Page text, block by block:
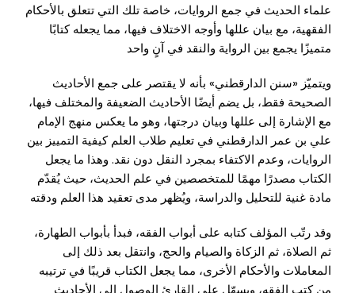
علماء الحديث في جمع الروايات، خاصة تلك التي تتعلق بالأحكام
الفقهية، مع بيان عللها وأوجه الاختلاف فيها، مما يجعله كتابًا
متميزًا يجمع بين الرواية والنقد في آنٍ واحد
ويتميّز «سنن الدارقطني» بأنه لا يقتصر على جمع الأحاديث
الصحيحة فقط، بل يضم أيضًا الأحاديث الضعيفة والمختلف فيها،
مع الإشارة إلى عللها وبيان درجتها، وهو ما يعكس منهج الإمام
علي بن عمر الدارقطني في تعليم طلاب العلم كيفية التمييز بين
الروايات، وعدم الاكتفاء بمجرد النقل دون نقد. وهذا ما يجعل
الكتاب مصدرًا مهمًا للمتخصصين في علم الحديث، حيث يُقدّم
مادة غنية للتحليل والدراسة، ويُظهر مدى تعقيد هذا العلم ودقته
وقد رتّب المؤلف كتابه على أبواب الفقه، فبدأ بأبواب الطهارة،
ثم الصلاة، ثم الزكاة والصيام والحج، وانتقل بعد ذلك إلى
المعاملات والأحكام الأخرى، مما يجعل الكتاب قريبًا في ترتيبه
من كتب الفقه، ويسهّل على القارئ الوصول إلى الأحاديث